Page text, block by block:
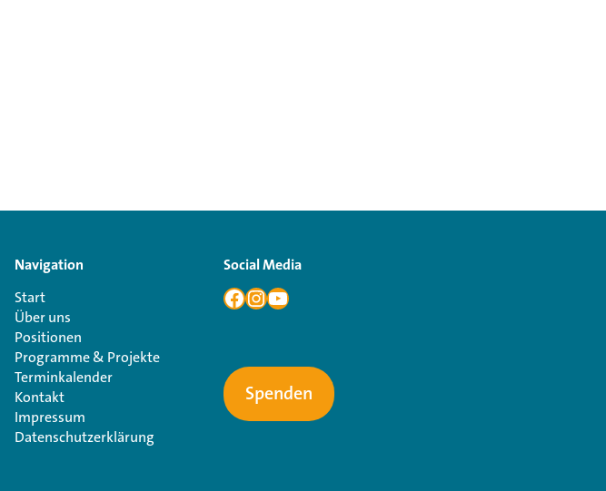
Navigation
Start
Über uns
Positionen
Programme & Projekte
Terminkalender
Kontakt
Impressum
Datenschutzerklärung
Social Media
Spenden